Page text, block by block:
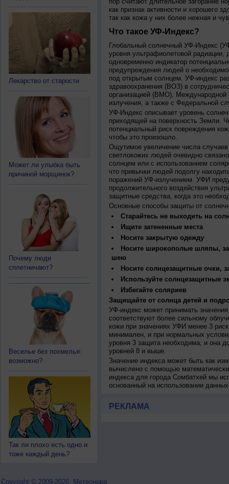
Лекарство от старости
Может ли улыбка быть
причиной морщинок?
Почему люди
сплетничают?
Веселье без похмелья:
возможно?
Так ли плохо есть одно и
тоже каждый день?
как признак активности и хорошего
так как кожа у них более нежная и
Что такое УФ-Индекс?
Глобальный солнечный УФ-Индекс
уровня ультрафиолетовой
одновременно индикатор
предупреждения людей о
под открытым солнцем. УФ-индекс
здравоохранения (ВОЗ) в
организацией (ВМО), Международной
излучения, а также с Федеральной
УФ-Индекс описывает уровень
приходящей на поверхность Земли.
потенциальный риск повреждения
чтобы это произошло.
Ощутимое увеличение числа
светлокожих людей очевидно
солнцем или с использованием
что привычки людей подолгу
поражений УФ-излучением. УФИ
продолжительного воздействия
защитные средства, когда это
Основные способы защиты от
Старайтесь не выходить на
Ищите затененные места
Носите закрытую одежду
Носите широкополые шляпы,
шею
Носите солнцезащитные очки,
Используйте солнцезащитные
Избегайте соляриев
Защищайте от солнца детей и
УФ-индекс может принимать
соответствуют более сильному
кожи при значениях УФИ менее 3
минимален, и при нормальных
уровня 3 защита необходима, и она
уровней 8 и выше.
Значение индекса может быть как
вычислено с помощью
индекса для города Сомбатхей мы
основанный на использовании
РЕКЛАМА
Copyright © 2009-2026, Метеонова